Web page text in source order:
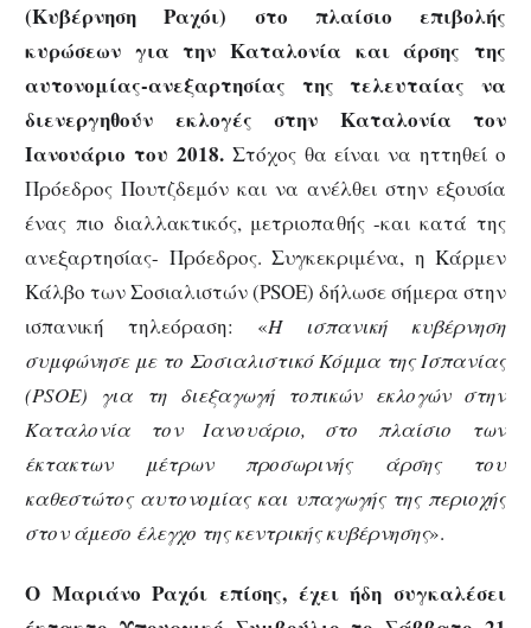
(Κυβέρνηση Ραχόι) στο πλαίσιο επιβολής
κυρώσεων για την Καταλονία και άρσης της
αυτονομίας-ανεξαρτησίας της τελευταίας να
διενεργηθούν εκλογές στην Καταλονία τον
Ιανουάριο του 2018.Στόχος θα είναι να ηττηθεί ο
Πρόεδρος Πουτζδεμόν και να ανέλθει στην εξουσία
ένας πιο διαλλακτικός, μετριοπαθής -και κατά της
ανεξαρτησίας- Πρόεδρος. Συγκεκριμένα, η Κάρμεν
Κάλβο των Σοσιαλιστών (PSOE) δήλωσε σήμερα στην
ισπανική τηλεόραση: «Η ισπανική κυβέρνηση
συμφώνησε με το Σοσιαλιστικό Κόμμα της Ισπανίας
(PSOE) για τη διεξαγωγή τοπικών εκλογών στην
Καταλονία τον Ιανουάριο, στο πλαίσιο των
έκτακτων μέτρων προσωρινής άρσης του
καθεστώτος αυτονομίας και υπαγωγής της περιοχής
στον άμεσο έλεγχο της κεντρικής κυβέρνησης».
Ο Μαριάνο Ραχόι επίσης, έχει ήδη συγκαλέσει